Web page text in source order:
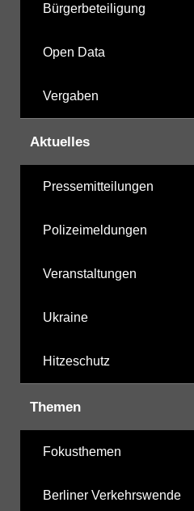
Bürgerbeteiligung
Open Data
Vergaben
Aktuelles
Pressemitteilungen
Polizeimeldungen
Veranstaltungen
Ukraine
Hitzeschutz
Themen
Fokusthemen
Berliner Verkehrswende